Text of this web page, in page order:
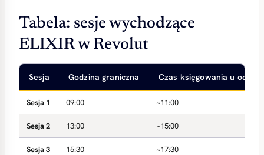
Tabela: sesje wychodzące
ELIXIR w Revolut
Sesja Godzina graniczna Czas księgowania u
Sesja 1 09:00 ~11:00
Sesja 2 13:00 ~15:00
Sesja 3 15:30 ~17:30